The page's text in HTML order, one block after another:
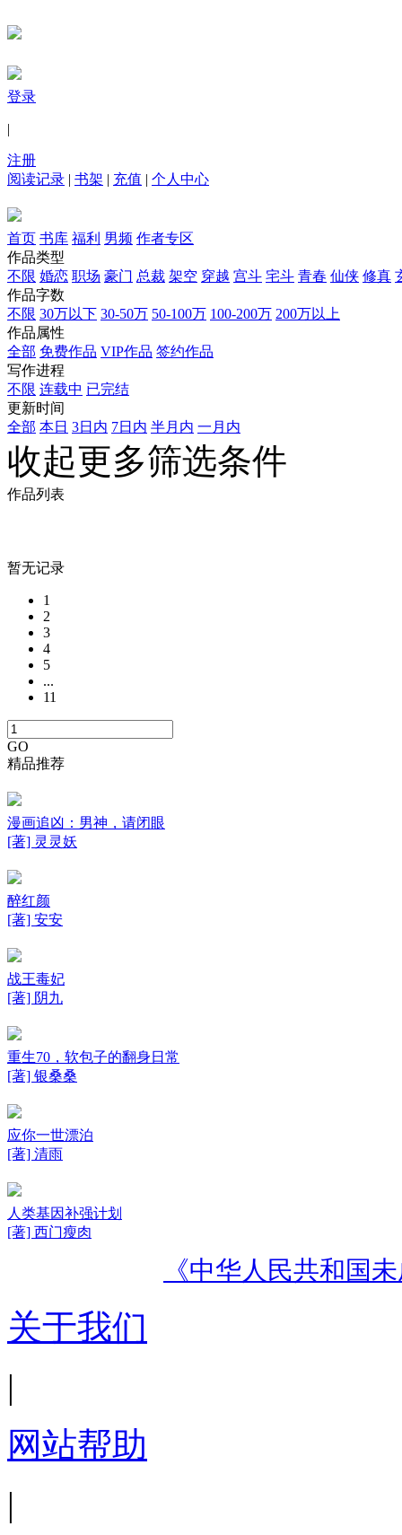
登录
|
注册
阅读记录 | 书架 | 充值 | 个人中心
首页 书库 福利 男频 作者专区
作品类型
不限 婚恋 职场 豪门 总裁 架空 穿越 宫斗 宅斗 青春 仙侠 修真
作品字数
不限 30万以下 30-50万 50-100万 100-200万 200万以上
作品属性
全部 免费作品 VIP作品 签约作品
写作进程
不限 连载中 已完结
更新时间
全部 本日 3日内 7日内 半月内 一月内
收起更多筛选条件
作品列表
暂无记录
1
2
3
4
5
...
11
GO
精品推荐
漫画追凶：男神，请闭眼
[著] 灵灵妖
醉红颜
[著] 安安
战王毒妃
[著] 阴九
重生70，软包子的翻身日常
[著] 银桑桑
应你一世漂泊
[著] 清雨
人类基因补强计划
[著] 西门瘦肉
《中华人民共和国
关于我们
|
网站帮助
|